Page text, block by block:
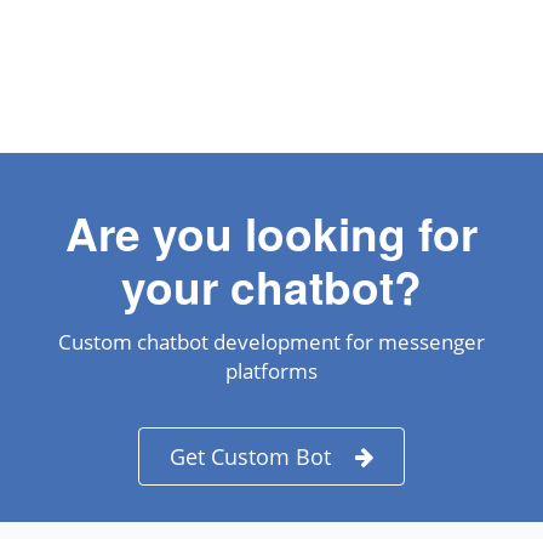
Are you looking for
your chatbot?
Custom chatbot development for messenger
platforms
Get Custom Bot